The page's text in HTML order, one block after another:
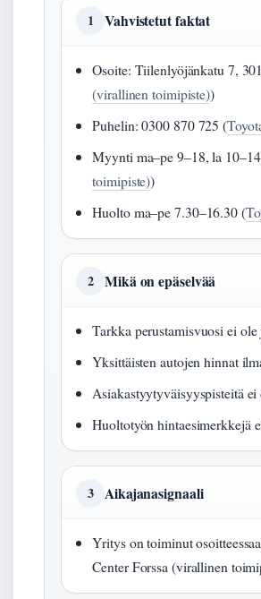
1 Vahvistetut faktat
Osoite: Tiilenlyöjänkatu 7,
(virallinen toimipiste))
Puhelin: 0300 870 725 (
Myynti ma–pe 9–18, la
toimipiste))
Huolto ma–pe 7.30–16.30 (
2 Mikä on epäselvää
Tarkka perustamisvuosi ei ole
Yksittäisten autojen hinnat
Asiakastyytyväisyyspisteitä
Huoltotyön hintaesimerkkejä
3 Aikajanasignaali
Yritys on toiminut
Center Forssa (virallinen